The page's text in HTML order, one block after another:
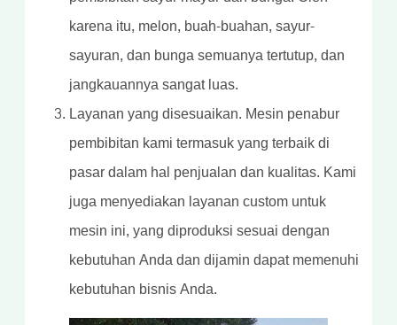
karena itu, melon, buah-buahan, sayur-
sayuran, dan bunga semuanya tertutup, dan
jangkauannya sangat luas.
Layanan yang disesuaikan. Mesin penabur
pembibitan kami termasuk yang terbaik di
pasar dalam hal penjualan dan kualitas. Kami
juga menyediakan layanan custom untuk
mesin ini, yang diproduksi sesuai dengan
kebutuhan Anda dan dijamin dapat memenuhi
kebutuhan bisnis Anda.